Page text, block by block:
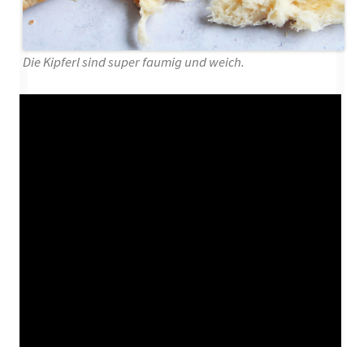
Die Kipferl sind super faumig und weich.